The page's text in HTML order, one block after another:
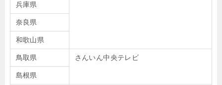
兵庫県
奈良県
和歌山県
鳥取県 さんいん中央テレビ
島根県